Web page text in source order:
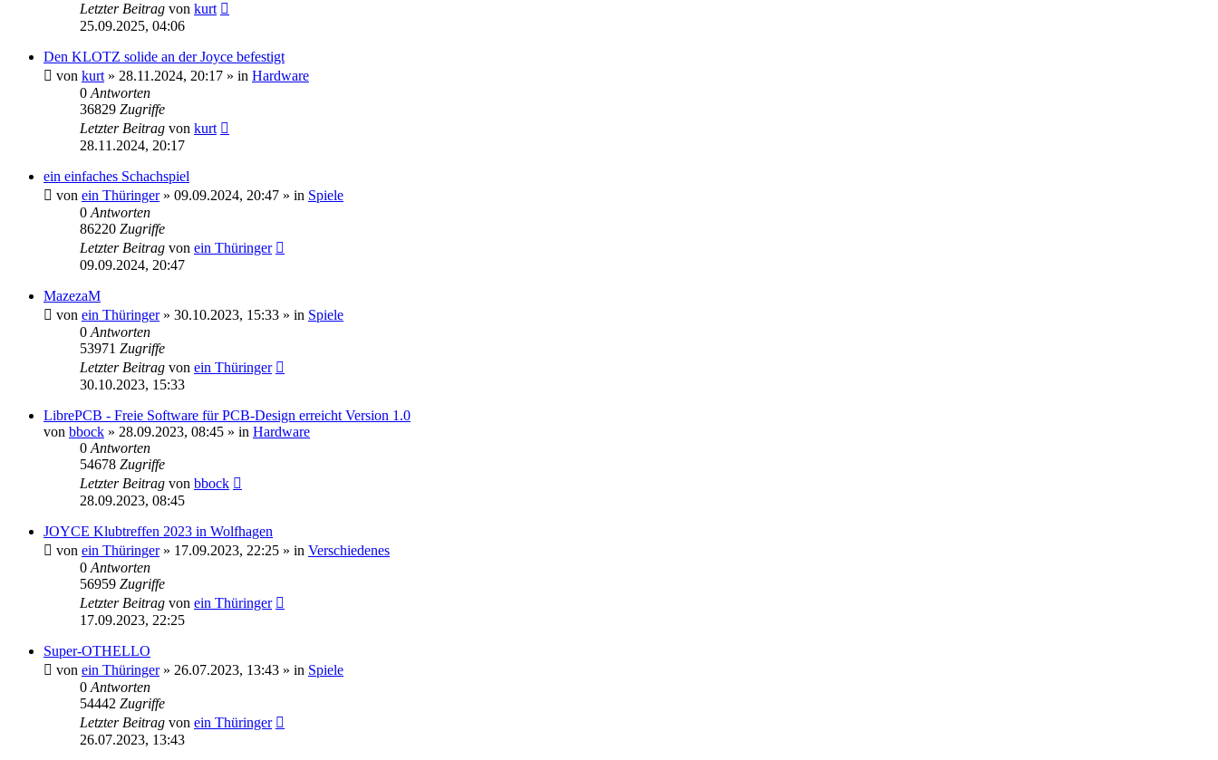
Letzter Beitrag von kurt
25.09.2025, 04:06
Den KLOTZ solide an der Joyce befestigt
von kurt » 28.11.2024, 20:17 » in Hardware
0 Antworten
36829 Zugriffe
Letzter Beitrag von kurt
28.11.2024, 20:17
ein einfaches Schachspiel
von ein Thüringer» 09.09.2024, 20:47 » in Spiele
0 Antworten
86220 Zugriffe
Letzter Beitrag von ein Thüringer
09.09.2024, 20:47
MazezaM
von ein Thüringer» 30.10.2023, 15:33 » in Spiele
0 Antworten
53971 Zugriffe
Letzter Beitrag von ein Thüringer
30.10.2023, 15:33
LibrePCB - Freie Software für PCB-Design erreicht Version 1.0
von bbock » 28.09.2023, 08:45 » in Hardware
0 Antworten
54678 Zugriffe
Letzter Beitrag von bbock
28.09.2023, 08:45
JOYCE Klubtreffen 2023 in Wolfhagen
von ein Thüringer» 17.09.2023, 22:25 » in Verschiedenes
0 Antworten
56959 Zugriffe
Letzter Beitrag von ein Thüringer
17.09.2023, 22:25
Super-OTHELLO
von ein Thüringer» 26.07.2023, 13:43 » in Spiele
0 Antworten
54442 Zugriffe
Letzter Beitrag von ein Thüringer
26.07.2023, 13:43